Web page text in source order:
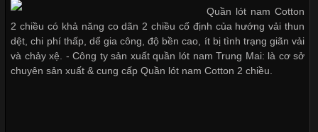
Những Loại Vải Thun Thông Dụng Và Đặc Điểm Nổi Bật
Cập nhật 2026-05-20 14:58:56
Quần lót nam Cotton
2 chiều có khả năng co dãn 2 chiều cố định của hướng vải thun
dệt, chi phí thấp, dể gia công, độ bền cao, ít bị tình trạng giãn vải
và chảy xệ. - Công ty sản xuất quần lót nam Trung Mai: là cơ sở
chuyên sản xuất & cung cấp Quần lót nam Cotton 2 chiều.